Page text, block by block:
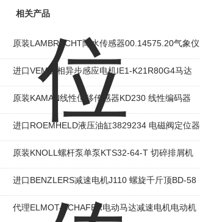
相关产品
原装LAMBRECHT降水传感器00.14575.20气象仪
进口VEM三相异步感应电机IE1-K21R80G4马达
原装KAMAN线性位移传感器KD230 线性编码器
进口ROEMHELD液压油缸3829234 电磁阀定位器
原装KNOLL螺杆泵单泵KTS32-64-T 切碎排屑机
进口BENZLERS减速电机J110 螺旋千斤顶BD-58
代理ELMOT-SCHAFER电动马达减速电机电动机